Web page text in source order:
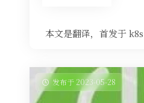
本文是翻译，首发于
发布于 2023-05-28